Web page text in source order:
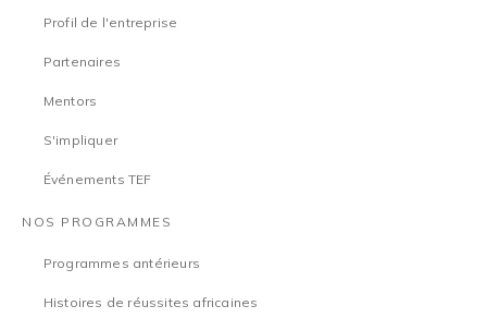
Profil de l'entreprise
Partenaires
Mentors
S'impliquer
Événements TEF
NOS PROGRAMMES
Programmes antérieurs
Histoires de réussites africaines